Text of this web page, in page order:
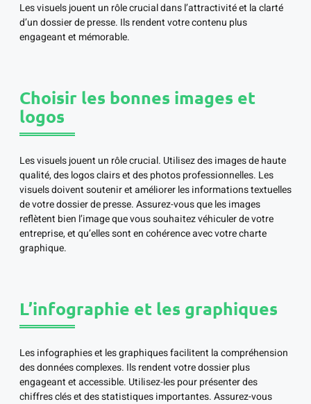
Les visuels jouent un rôle crucial dans l’attractivité et la clarté
d’un dossier de presse. Ils rendent votre contenu plus
engageant et mémorable.
Choisir les bonnes images et
logos
Les visuels jouent un rôle crucial. Utilisez des images de haute
qualité, des logos clairs et des photos professionnelles. Les
visuels doivent soutenir et améliorer les informations textuelles
de votre dossier de presse. Assurez-vous que les images
reflètent bien l’image que vous souhaitez véhiculer de votre
entreprise, et qu’elles sont en cohérence avec votre charte
graphique.
L’infographie et les graphiques
Les infographies et les graphiques facilitent la compréhension
des données complexes. Ils rendent votre dossier plus
engageant et accessible. Utilisez-les pour présenter des
chiffres clés et des statistiques importantes. Assurez-vous